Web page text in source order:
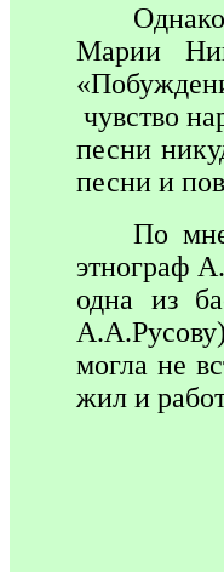
Марии
чувство
песни
песни и
По
этнограф
одна из
могла не
жил и